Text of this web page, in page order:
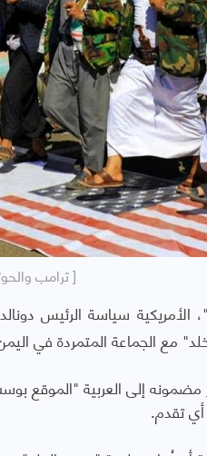
[ ترامب
الأمريكية سياسة الرئيس
مع الجماعة المتمردة في
مضمونه إلى العربية
تقدم.